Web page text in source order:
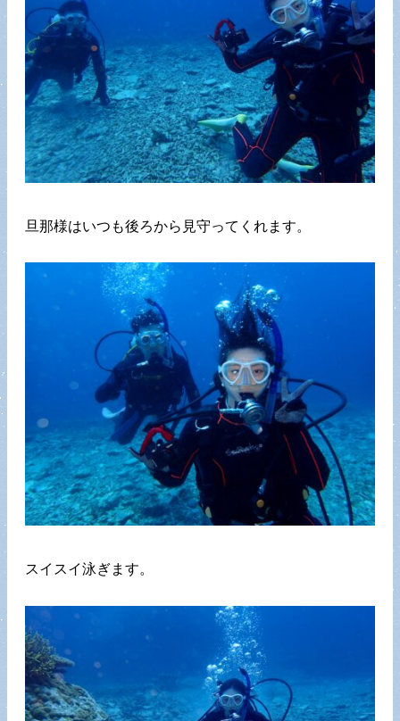
旦那様はいつも後ろから見守ってくれます。
スイスイ泳ぎます。